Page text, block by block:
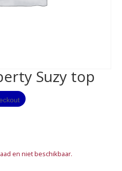
Suzy top
en niet beschikbaar.